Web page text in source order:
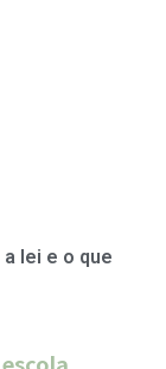
lei e o que